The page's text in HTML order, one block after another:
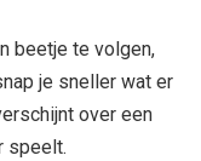
beetje te volgen,
je sneller wat er
over een
speelt.